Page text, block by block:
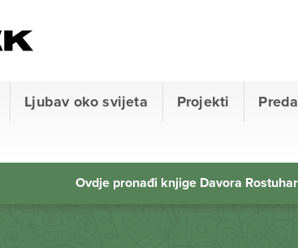
Ljubav oko svijeta Projekti
Ovdje pronađi knjige Davora